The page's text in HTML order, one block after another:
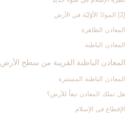
[2] الموادّ الأوّليّة في الأرض‏
المعادن الظاهرة
المعادن الباطنة
المعادن الباطنة القريبة من سطح الأرض
المعادن الباطنة المستترة
هل تملك المعادن تبعاً للأرض؟
الإقطاع في الإسلام